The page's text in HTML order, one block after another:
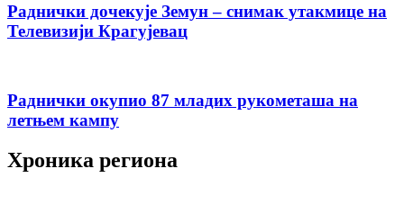
Раднички дочекује Земун – снимак утакмице на
Телевизији Крагујевац
Раднички окупио 87 младих рукометаша на
летњем кампу
Хроника региона